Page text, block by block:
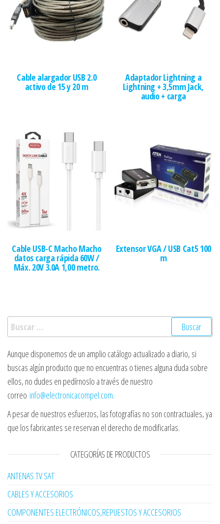
Cable alargador USB 2.0
activo de 15 y 20 m
Adaptador Lightning a
Lightning + 3,5mm Jack,
audio + carga
Cable USB-C Macho Macho
datos carga rápida 60W /
Máx. 20V 3.0A 1,00 metro.
Extensor VGA / USB Cat5 100
m
Buscar:
Aunque disponemos de un amplio catálogo actualizado a diario, si
buscas algún producto que no encuentras o tienes alguna duda sobre
ellos, no dudes en pedírnoslo a través de nuestro
correo info@electronicacompel.com.
A pesar de nuestros esfuerzos, las fotografías no son contractuales, ya
que los fabricantes se reservan el derecho de modificarlas.
CATEGORÍAS DE PRODUCTOS
ANTENAS TV SAT
CABLES Y ACCESORIOS
COMPONENTES ELECTRÓNICOS,REPUESTOS Y ACCESORIOS